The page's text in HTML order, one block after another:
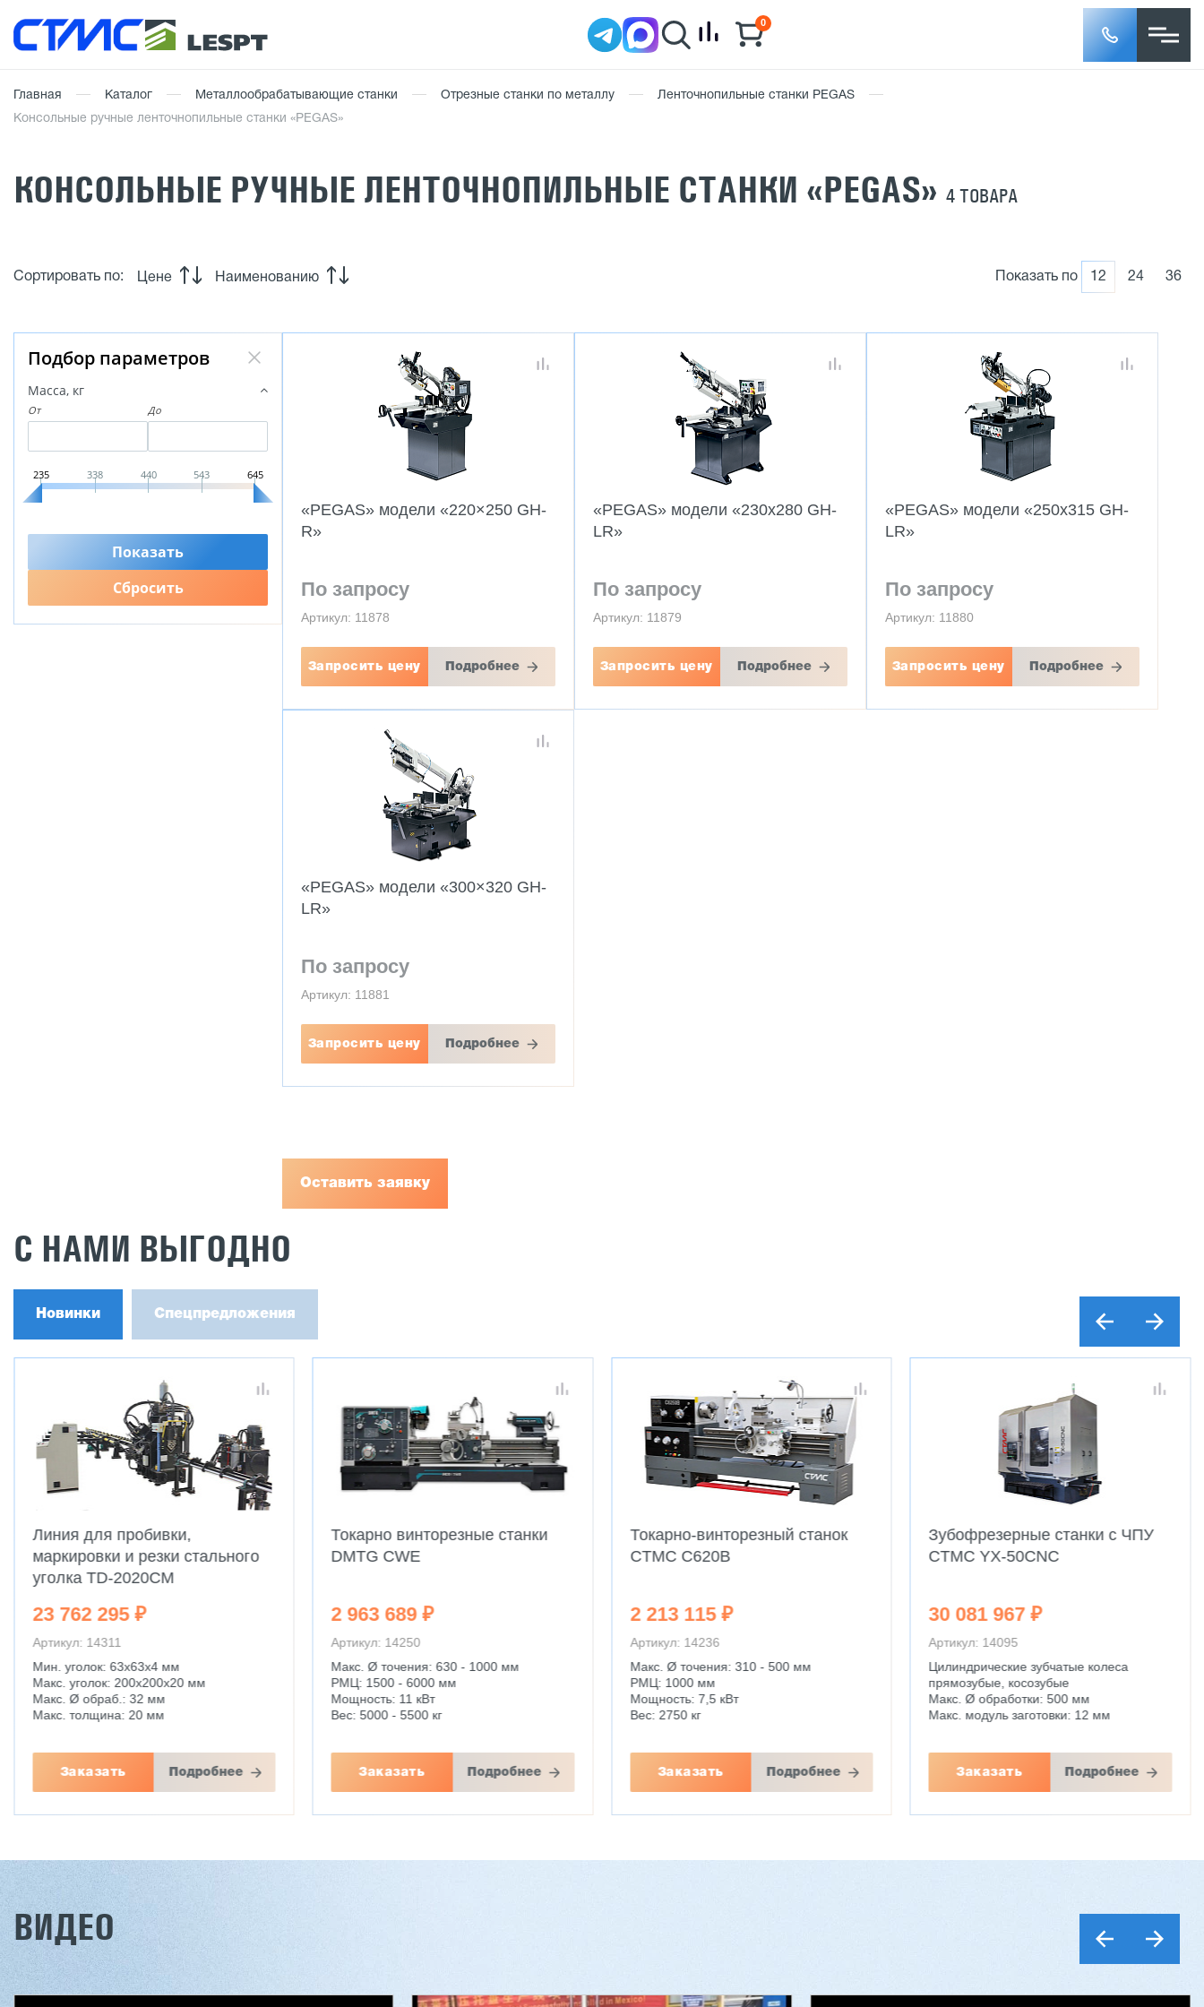
0
Главная Каталог Металлообрабатывающие станки Отрезные станки по металлу
Ленточнопильные станки PEGAS
Консольные ручные ленточнопильные станки «PEGAS»
КОНСОЛЬНЫЕ РУЧНЫЕ ЛЕНТОЧНОПИЛЬНЫЕ СТАНКИ «PEGAS» 4 ТОВАРА
Сортировать по: Цене Наименованию Показать по 12 24 36
Подбор параметров
Масса, кг
От До
235 338 440 543 645
«PEGAS» модели «220×250 GH-
R»
По запросу
Артикул: 11878
Запросить цену Подробнее
«PEGAS» модели «230x280 GH-
LR»
По запросу
Артикул: 11879
Запросить цену Подробнее
«PEGAS» модели «250x315 GH-
LR»
По запросу
Артикул: 11880
Запросить цену Подробнее
«PEGAS» модели «300×320 GH-
LR»
По запросу
Артикул: 11881
Запросить цену Подробнее
Оставить заявку
С НАМИ ВЫГОДНО
Новинки Спецпредложения
Линия для пробивки,
маркировки и резки стального
уголка TD-2020CM
23 762 295 ₽
Артикул: 14311
Мин. уголок: 63x63x4 мм
Макс. уголок: 200x200x20 мм
Макс. Ø обраб.: 32 мм
Макс. толщина: 20 мм
Заказать Подробнее
Токарно винторезные станки
DMTG CWE
2 963 689 ₽
Артикул: 14250
Макс. Ø точения: 630 - 1000 мм
РМЦ: 1500 - 6000 мм
Мощность: 11 кВт
Вес: 5000 - 5500 кг
Заказать Подробнее
Токарно-винторезный станок
CTMC C620B
2 213 115 ₽
Артикул: 14236
Макс. Ø точения: 310 - 500 мм
РМЦ: 1000 мм
Мощность: 7,5 кВт
Вес: 2750 кг
Заказать Подробнее
Зубофрезерные станки с ЧПУ
CTMC YX-50CNC
30 081 967 ₽
Артикул: 14095
Цилиндрические зубчатые колеса
прямозубые, косозубые
Макс. Ø обработки: 500 мм
Макс. модуль заготовки: 12 мм
Заказать Подробнее
Двухсторонний шипорез
Вакуумный стопоукладчик VS-
Лущильный станок
Шестишпиндельный станок VH-
ВИДЕО